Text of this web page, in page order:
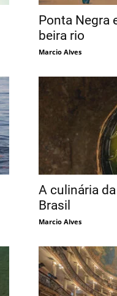
Ponta Negra
beira rio
Marcio Alves
A culinária
Brasil
Marcio Alves